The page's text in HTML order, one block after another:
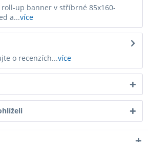
roll-up banner v stříbrné 85x160-
a...více
o recenzích...více